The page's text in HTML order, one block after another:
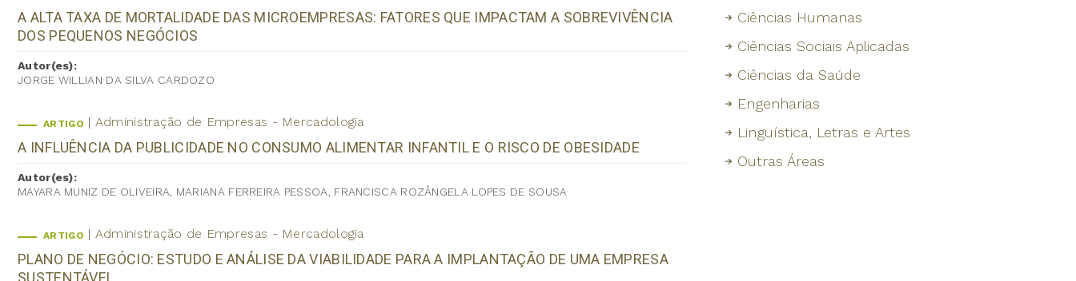
A ALTA TAXA DE MORTALIDADE DAS MICROEMPRESAS: FATORES QUE IMPACTAM A SOBREVIVÊNCIA
DOS PEQUENOS NEGÓCIOS
Autor(es):
JORGE WILLIAN DA SILVA CARDOZO
ARTIGO Administração de Empresas - Mercadologia
A INFLUÊNCIA DA PUBLICIDADE NO CONSUMO ALIMENTAR INFANTIL E O RISCO DE OBESIDADE
Autor(es):
MAYARA MUNIZ DE OLIVEIRA, MARIANA FERREIRA PESSOA, FRANCISCA ROZÂNGELA LOPES DE SOUSA
ARTIGO Administração de Empresas - Mercadologia
PLANO DE NEGÓCIO: ESTUDO E ANÁLISE DA VIABILIDADE PARA A IMPLANTAÇÃO DE UMA EMPRESA
SUSTENTÁVEL
Ciências Humanas
Ciências Sociais Aplicadas
Ciências da Saúde
Engenharias
Linguística, Letras e Artes
Outras Áreas